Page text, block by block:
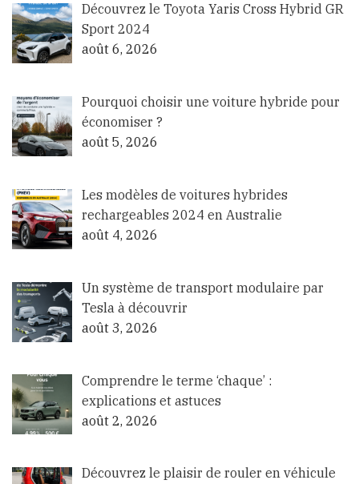
Découvrez le Toyota Yaris Cross Hybrid GR
Sport 2024
août 6, 2026
Pourquoi choisir une voiture hybride pour
économiser ?
août 5, 2026
Les modèles de voitures hybrides
rechargeables 2024 en Australie
août 4, 2026
Un système de transport modulaire par
Tesla à découvrir
août 3, 2026
Comprendre le terme ‘chaque’ :
explications et astuces
août 2, 2026
Découvrez le plaisir de rouler en véhicule